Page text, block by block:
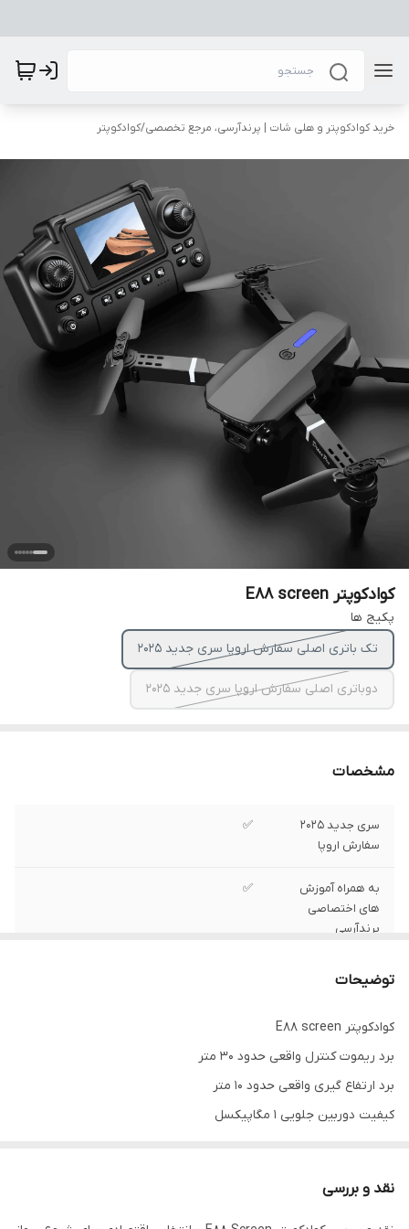
خرید کوادکوپتر و هلی شات | پرندآرسی، مرجع تخصصی/کوادکوپتر
کوادکوپتر E88 screen
پکیج ها
تک باتری اصلی سفارش اروپا سری جدید ۲۰۲۵
دوباتری اصلی سفارش اروپا سری جدید ۲۰۲۵
مشخصات
سری جدید ۲۰۲۵
سفارش اروپا
✅
به همراه آموزش
های اختصاصی
پرندآرسی
✅
پشتیبانی فنی آنلاین
به همراه تعمیر کار
تخصصی کوادکوپتر
✅
توضیحات
کوادکوپتر E88 screen
برد ریموت کنترل واقعی حدود ۳۰ متر
برد ارتفاع گیری واقعی حدود ۱۰ متر
کیفیت دوربین جلویی ۱ مگاپیکسل
تایم پروازی حدود ۵ دقیقه با هر باتری
نقد و بررسی